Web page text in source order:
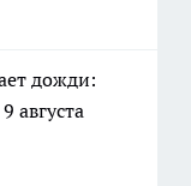
дожди:
августа